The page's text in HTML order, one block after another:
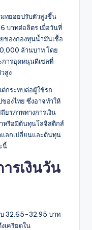
ทยอยปรับตัวสูงขึ้น
บาทต่อลิตร เมื่อวันที่
ของกองทุนน้ำมันเชื้อ
ล้านบาท โดย
ารอุดหนุนดีเซลที่
สูง
กระทบต่อผู้ใช้รถ
ของไทย ซึ่งอาจทำให้
ยรภาพทางการเงิน
หรือมีต้นทุนโลจิสติกส์
แลกเปลี่ยนและต้นทุน
นี้
รเงินวัน
32.65-32.95 บาท
เครียดใน